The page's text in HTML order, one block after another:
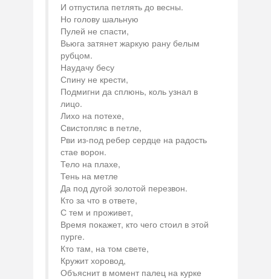
И отпустила петлять до весны.
Но голову шальную
Пулей не спасти,
Вьюга затянет жаркую рану белым
рубцом.
Наудачу бесу
Спину не крести,
Подмигни да сплюнь, коль узнал в
лицо.
Лихо на потехе,
Свистопляс в петле,
Рви из-под ребер сердце на радость
стае ворон.
Тело на плахе,
Тень на метле
Да под дугой золотой перезвон.
Кто за что в ответе,
С тем и проживет,
Время покажет, кто чего стоил в этой
пурге.
Кто там, на том свете,
Кружит хоровод,
Объяснит в момент палец на курке